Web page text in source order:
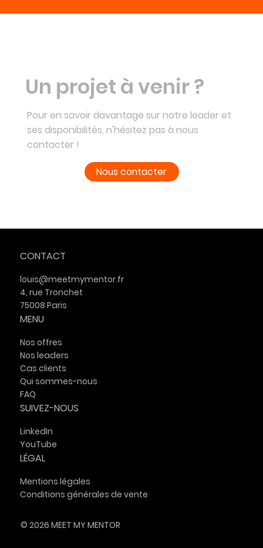
Un projet à venir ?
Pour en savoir davantage sur notre leader et
ses disponibilités, n'hésitez pas à nous
contacter !
Nous contacter
CONTACT
louis@meetmymentor.fr
4, rue Tronchet
75008 Paris
MENU
Nos offres
Nos leaders
Cas clients
Qui sommes-nous
FAQ
SUIVEZ-NOUS
LinkedIn
YouTube
LÉGAL
Mentions légales
Conditions générales de vente
© 2026 MEET MY MENTOR